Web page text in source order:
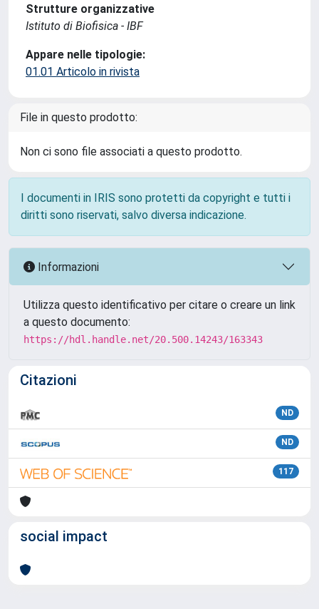
Strutture organizzative
Istituto di Biofisica - IBF
Appare nelle tipologie:
01.01 Articolo in rivista
File in questo prodotto:
Non ci sono file associati a questo prodotto.
I documenti in IRIS sono protetti da copyright e tutti i
diritti sono riservati, salvo diversa indicazione.
Informazioni
Utilizza questo identificativo per citare o creare un link
a questo documento:
https://hdl.handle.net/20.500.14243/163343
Citazioni
ND
ND
117
social impact